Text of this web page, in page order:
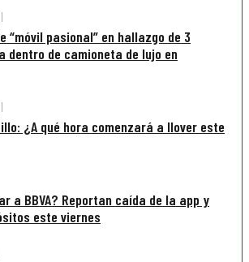
“móvil pasional” en hallazgo de 3
dentro de camioneta de lujo en
¿A qué hora comenzará a llover este
a BBVA? Reportan caída de la app y
este viernes